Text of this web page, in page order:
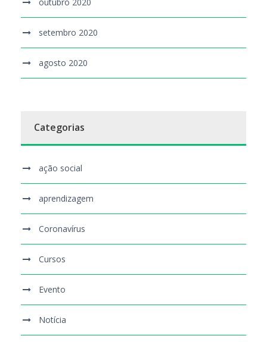
setembro 2020
agosto 2020
Categorias
ação social
aprendizagem
Coronavírus
Cursos
Evento
Notícia